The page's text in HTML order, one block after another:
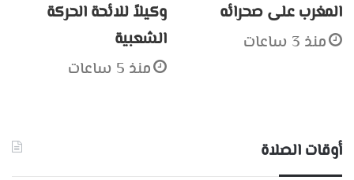
المغرب على صحرائه
منذ 3 ساعات
وكيلاً للائحة الحركة
الشعبية
منذ 5 ساعات
أوقات الصلاة